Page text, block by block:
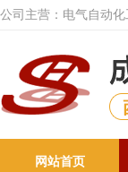
公司主营：电气自动
网站首页